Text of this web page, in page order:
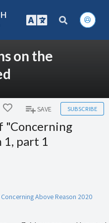
on the
SAVE SUBSCRIBE
"Concerning
1, part 1
Concerning Above Reason 2020